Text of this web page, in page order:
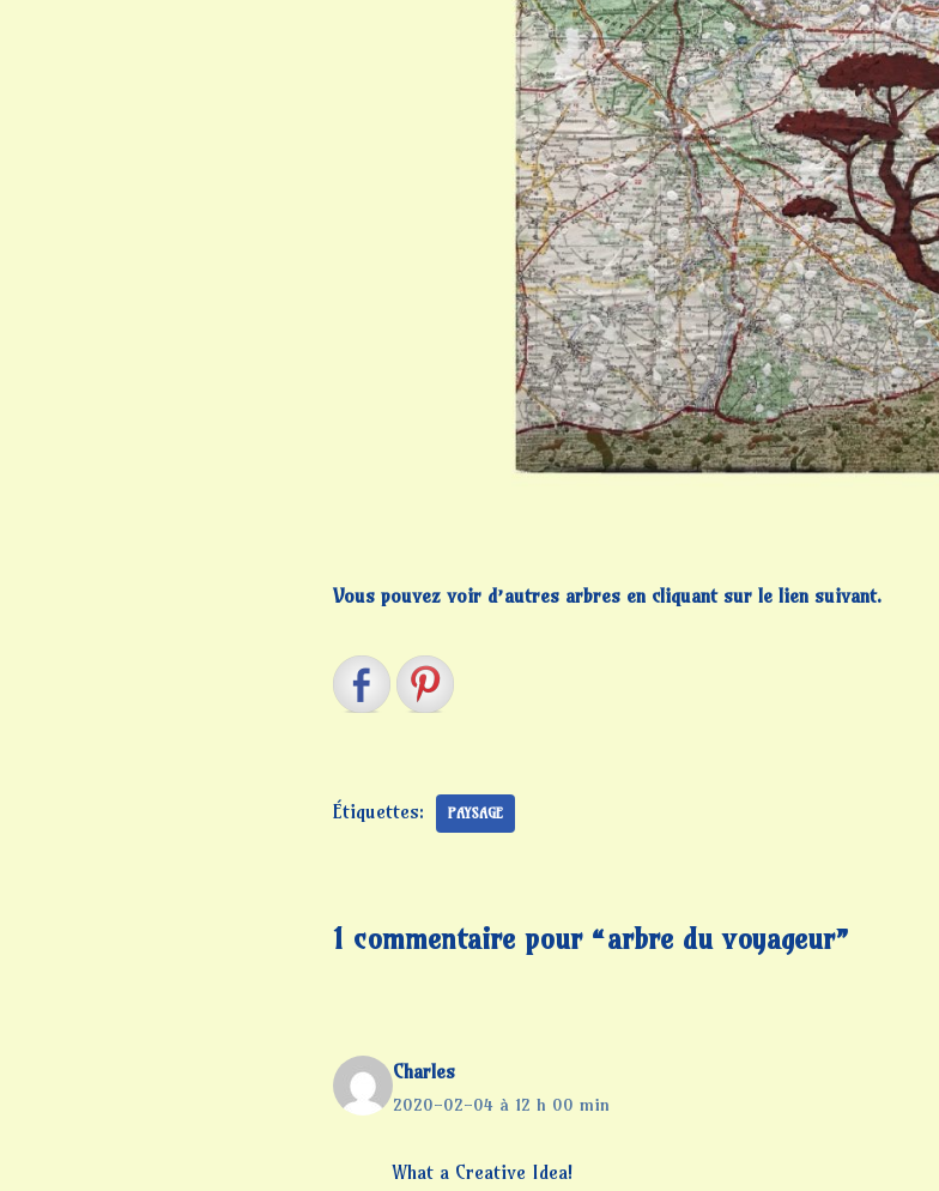
Vous pouvez voir d’autres arbres en cliquant sur le lien suivant.
Étiquettes: PAYSAGE
1 commentaire pour “arbre du voyageur”
Charles
2020-02-04 à 12 h 00 min
What a Creative Idea!